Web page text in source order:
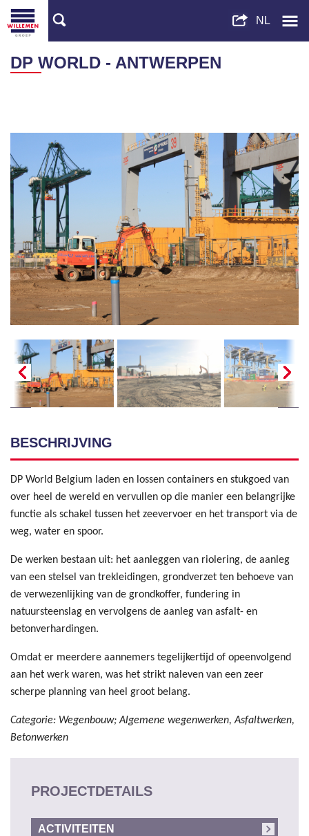
DP WORLD - ANTWERPEN
BESCHRIJVING
DP World Belgium laden en lossen containers en stukgoed van
over heel de wereld en vervullen op die manier een belangrijke
functie als schakel tussen het zeevervoer en het transport via de
weg, water en spoor.
De werken bestaan uit: het aanleggen van riolering, de aanleg
van een stelsel van trekleidingen, grondverzet ten behoeve van
de verwezenlijking van de grondkoffer, fundering in
natuursteenslag en vervolgens de aanleg van asfalt- en
betonverhardingen.
Omdat er meerdere aannemers tegelijkertijd of opeenvolgend
aan het werk waren, was het strikt naleven van een zeer
scherpe planning van heel groot belang.
Categorie: Wegenbouw; Algemene wegenwerken, Asfaltwerken,
Betonwerken
PROJECTDETAILS
ACTIVITEITEN